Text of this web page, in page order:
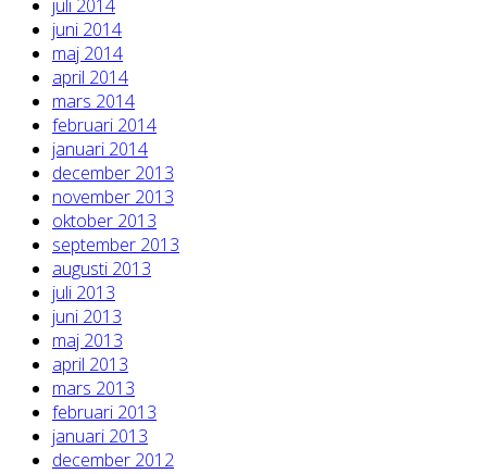
juli 2014
juni 2014
maj 2014
april 2014
mars 2014
februari 2014
januari 2014
december 2013
november 2013
oktober 2013
september 2013
augusti 2013
juli 2013
juni 2013
maj 2013
april 2013
mars 2013
februari 2013
januari 2013
december 2012